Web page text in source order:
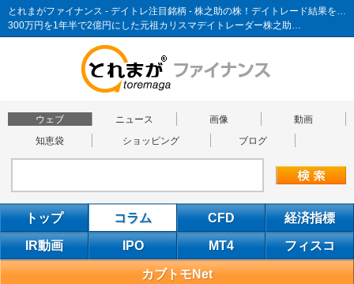
とれまがファイナンス - デイトレ注目銘柄 - 株之助の株！デイトレード結果を頻繁に公開するブログ
300万円を1年半で2億円にした元祖カリスマデイトレーダー株之助…
ウェブ ニュース 画像
動画
知恵袋
ショッピング ブログ
トップ コラム CFD 経済指標
IR動画 IPO MT4 フィスコ
カブトモNet